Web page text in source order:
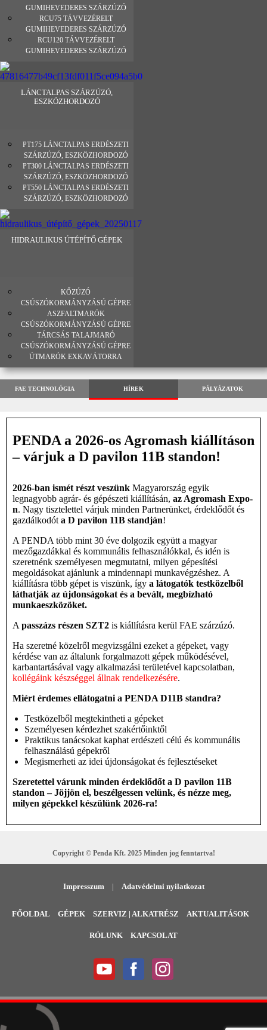
GUMIHEVEDERES SZÁRZÚZÓ
RCU75 TÁVVEZÉRELT
GUMIHEVEDERES SZÁRZÚZÓ
RCU120 TÁVVEZÉRELT
GUMIHEVEDERES SZÁRZÚZÓ
LÁNCTALPAS SZÁRZÚZÓ,
ESZKÖZHORDOZÓ
PT175 LÁNCTALPAS ERDÉSZETI
SZÁRZÚZÓ, ESZKÖZHORDOZÓ
PT300 LÁNCTALPAS ERDÉSZETI
SZÁRZÚZÓ, ESZKÖZHORDOZÓ
PT550 LÁNCTALPAS ERDÉSZETI
SZÁRZÚZÓ, ESZKÖZHORDOZÓ
HIDRAULIKUS ÚTÉPÍTŐ GÉPEK
KŐZÚZÓ
CSÚSZÓKORMÁNYZÁSÚ GÉPRE
ASZFALTMARÓK
CSÚSZÓKORMÁNYZÁSÚ GÉPRE
TÁRCSÁS TALAJMARÓ
CSÚSZÓKORMÁNYZÁSÚ GÉPRE
ÚTMARÓK EXKAVÁTORRA
FAE TECHNOLÓGIA HÍREK PÁLYÁZATOK
PENDA a 2026-os Agromash kiállításon
– várjuk a D pavilon 11B standon!
2026-ban ismét részt veszünk Magyarország egyik
legnagyobb agrár- és gépészeti kiállításán, az Agromash Expo-
n. Nagy tisztelettel várjuk minden Partnerünket, érdeklődőt és
gazdálkodót a D pavilon 11B standján!
A PENDA több mint 30 éve dolgozik együtt a magyar
mezőgazdákkal és kommunális felhasználókkal, és idén is
szeretnénk személyesen megmutatni, milyen gépesítési
megoldásokat ajánlunk a mindennapi munkavégzéshez. A
kiállításra több gépet is viszünk, így a látogatók testközelből
láthatják az újdonságokat és a bevált, megbízható
munkaeszközöket.
A passzázs részen SZT2 is kiállításra kerül FAE szárzúzó.
Ha szeretné közelről megvizsgálni ezeket a gépeket, vagy
kérdése van az általunk forgalmazott gépek működésével,
karbantartásával vagy alkalmazási területével kapcsolatban,
kollégáink készséggel állnak rendelkezésére.
Miért érdemes ellátogatni a PENDA D11B standra?
Testközelből megtekintheti a gépeket
Személyesen kérdezhet szakértőinktől
Praktikus tanácsokat kaphat erdészeti célú és kommunális
felhasználású gépekről
Megismerheti az idei újdonságokat és fejlesztéseket
Szeretettel várunk minden érdeklődőt a D pavilon 11B
standon – Jöjjön el, beszélgessen velünk, és nézze meg,
milyen gépekkel készülünk 2026-ra!
Copyright © Penda Kft. 2025 Minden jog fenntartva!
Impresszum | Adatvédelmi nyilatkozat
FŐOLDAL GÉPEK SZERVIZ | ALKATRÉSZ AKTUALITÁSOK
RÓLUNK KAPCSOLAT